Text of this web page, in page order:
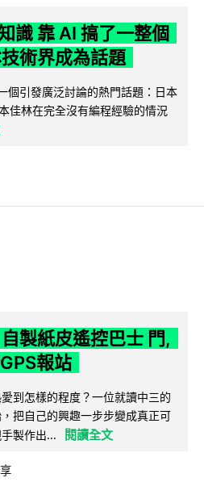
識 靠 AI 搞了一整個
術界成為話題
個引發廣泛討論的熱門話題：日本
佳林在完全沒有編程經驗的情況
製紙皮遙控巴士 門,
報站
到怎樣的程度？一位就讀中三的
把自己的興趣一步步變成真正可
製作出...
閱讀全文